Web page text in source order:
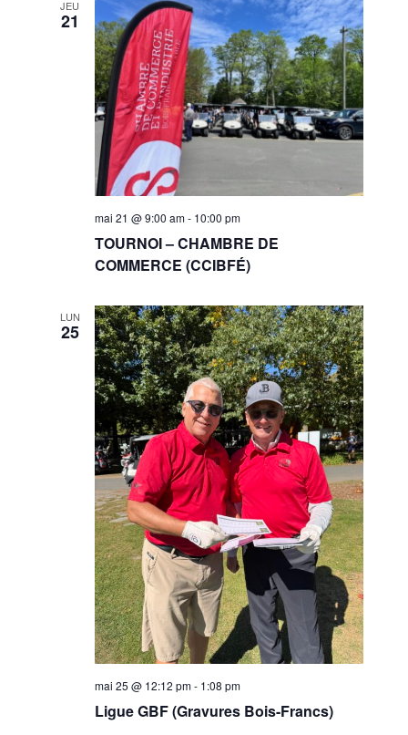
JEU
21
TOURNOI – CHAMBRE DE
COMMERCE (CCIBFÉ)
mai 21 @ 9:00 am- 10:00 pm
LUN
25
Ligue GBF (Gravures Bois-Francs)
mai 25 @ 12:12 pm- 1:08 pm